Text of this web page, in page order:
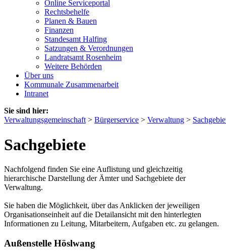
Online Serviceportal
Rechtsbehelfe
Planen & Bauen
Finanzen
Standesamt Halfing
Satzungen & Verordnungen
Landratsamt Rosenheim
Weitere Behörden
Über uns
Kommunale Zusammenarbeit
Intranet
Sie sind hier:
Verwaltungsgemeinschaft > Bürgerservice > Verwaltung >
Sachgebiete
Nachfolgend finden Sie eine Auflistung und gleichzeitig
hierarchische Darstellung der Ämter und Sachgebiete der
Verwaltung.
Sie haben die Möglichkeit, über das Anklicken der jeweiligen
Organisationseinheit auf die Detailansicht mit den hinterlegten
Informationen zu Leitung, Mitarbeitern, Aufgaben etc. zu gelangen.
Außenstelle Höslwang